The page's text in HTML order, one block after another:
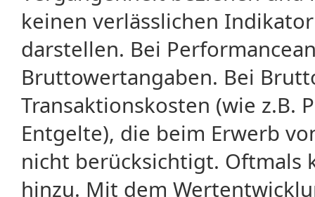
keinen verlässlichen
darstellen. Bei
Bruttowertangaben. Bei
Transaktionskosten (wie z.B.
Entgelte), die beim Erwerb
nicht berücksichtigt. Oftmals
hinzu. Mit dem